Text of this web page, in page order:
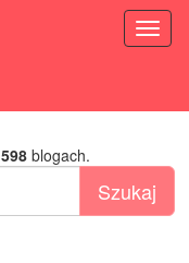
598blogach.